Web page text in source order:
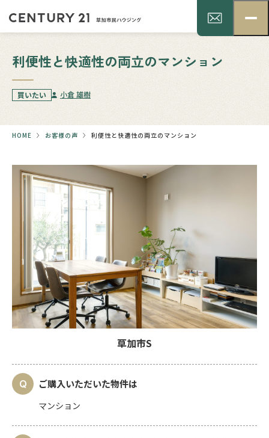
利便性と快適性の両立のマンション
買いたい 小倉 雄樹
HOME お客様の声 利便性と快適性の両立のマンション
草加市S
ご購入いただいた物件は
マンション